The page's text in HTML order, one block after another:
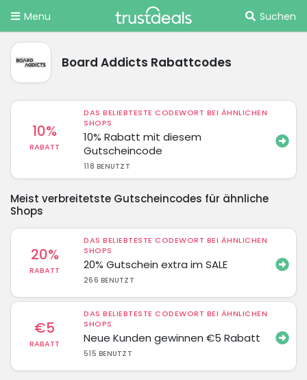
Menu Suchen
Board Addicts Rabattcodes
10%
RABATT
DAS BELIEBTESTE CODEWORT BEI ÄHNLICHEN
SHOPS
10% Rabatt mit diesem
Gutscheincode
118 BENUTZT
Meist verbreitetste Gutscheincodes für ähnliche
Shops
20%
RABATT
DAS BELIEBTESTE CODEWORT BEI ÄHNLICHEN
SHOPS
20% Gutschein extra im SALE
266 BENUTZT
€5
RABATT
DAS BELIEBTESTE CODEWORT BEI ÄHNLICHEN
SHOPS
Neue Kunden gewinnen €5 Rabatt
515 BENUTZT